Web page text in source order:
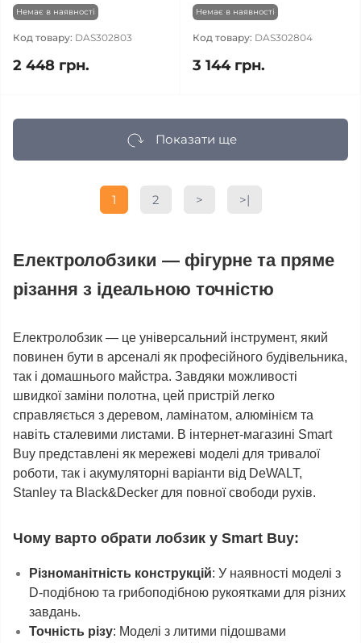
Немає в наявності
Код товару: DAS302803
2 448 грн.
Немає в наявності
Код товару: DAS302804
3 144 грн.
Показати ще
1 2 > >|
Електролобзики — фігурне та пряме
різання з ідеальною точністю
Електролобзик — це універсальний інструмент, який
повинен бути в арсеналі як професійного будівельника,
так і домашнього майстра. Завдяки можливості
швидкої заміни полотна, цей пристрій легко
справляється з деревом, ламінатом, алюмінієм та
навіть сталевими листами. В інтернет-магазині Smart
Buy представлені як мережеві моделі для тривалої
роботи, так і акумуляторні варіанти від DeWALT,
Stanley та Black&Decker для повної свободи рухів.
Чому варто обрати лобзик у Smart Buy:
Різноманітність конструкцій: У наявності моделі з
D-подібною та грибоподібною рукоятками для різних
завдань.
Точність різу: Моделі з литими підошвами